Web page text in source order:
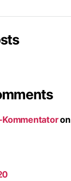
Kommentatoron